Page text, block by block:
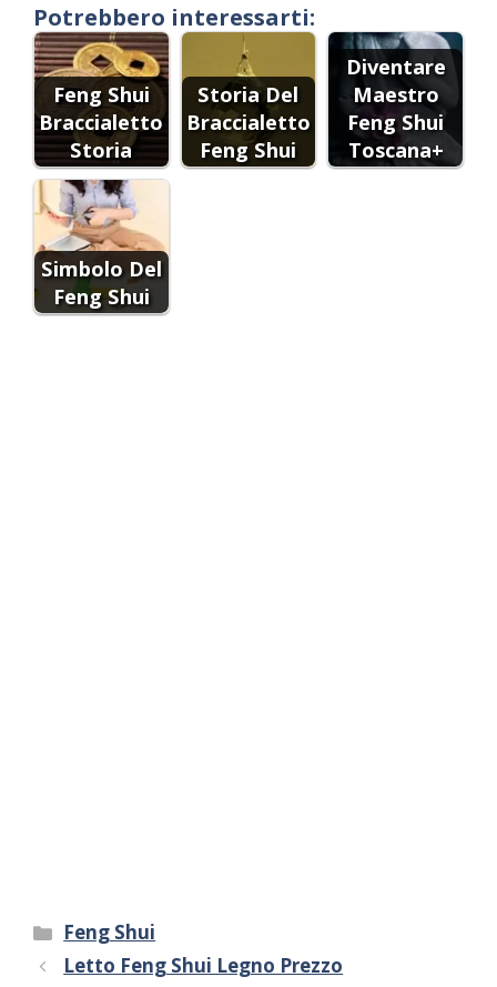
Potrebbero interessarti:
Feng Shui
Braccialetto
Storia
Storia Del
Braccialetto
Feng Shui
Diventare
Maestro
Feng Shui
Toscana+
Simbolo Del
Feng Shui
Categorie
Feng Shui
Letto Feng Shui Legno Prezzo